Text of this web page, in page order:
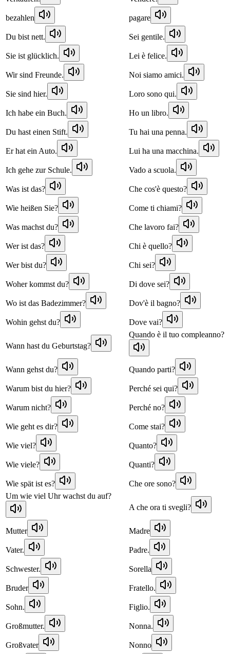
bezahlen pagare
Du bist nett. Sei gentile.
Sie ist glücklich. Lei è felice.
Wir sind Freunde. Noi siamo amici.
Sie sind hier. Loro sono qui.
Ich habe ein Buch. Ho un libro.
Du hast einen Stift. Tu hai una penna.
Er hat ein Auto. Lui ha una macchina.
Ich gehe zur Schule. Vado a scuola.
Was ist das? Che cos'è questo?
Wie heißen Sie? Come ti chiami?
Was machst du? Che lavoro fai?
Wer ist das? Chi è quello?
Wer bist du? Chi sei?
Woher kommst du? Di dove sei?
Wo ist das Badezimmer? Dov'è il bagno?
Wohin gehst du? Dove vai?
Wann hast du Geburtstag?
Quando è il tuo compleanno?
Wann gehst du? Quando parti?
Warum bist du hier? Perché sei qui?
Warum nicht? Perché no?
Wie geht es dir? Come stai?
Wie viel? Quanto?
Wie viele? Quanti?
Wie spät ist es?
Che ore sono?
Um wie viel Uhr wachst du auf?
A che ora ti svegli?
Mutter Madre
Vater. Padre.
Schwester. Sorella
Bruder Fratello.
Sohn. Figlio.
Großmutter. Nonna.
Großvater Nonno